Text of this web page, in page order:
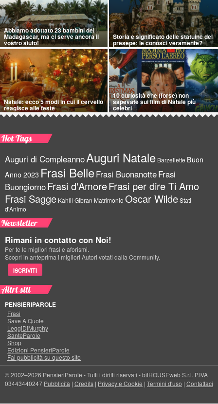
Abbiamo adottato 23 bambini del
Madagascar, ma ci serve ancora il
vostro aiuto!
Storia e significato delle statuine del
presepe: le conosci veramente?
Natale: ecco 5 modi in cui il cervello
reagisce alle feste
10 curiosità che (forse) non
sapevate sui film di Natale più
celebri
Hot Tags
Auguri di CompleannoAuguri Natale Barzellette Buon
Anno 2023 Frasi BelleFrasi BuonanotteFrasi
BuongiornoFrasi d'AmoreFrasi per dire Ti Amo
Frasi Sagge Kahlil Gibran Matrimonio Oscar WildeStati
d'Animo
Newsletter
Rimani in contatto con Noi!
Per te le migliori frasi e aforismi.
Scopri in anteprima i migliori Autori votati dalla Community.
ISCRIVITI
Altri siti
PENSIERIPAROLE
Frasi
Save A Quote
LeggiDiMurphy
SanteParole
Shop
Edizioni PensieriParole
Fai pubblicità su questo sito
© 2002–2026 PensieriParole - Tutti i diritti riservati -bitHOUSEweb S.r.l. P.IVA
03443440247 Pubblicità | Credits | Privacy e Cookie | Termini d'uso | Contattaci